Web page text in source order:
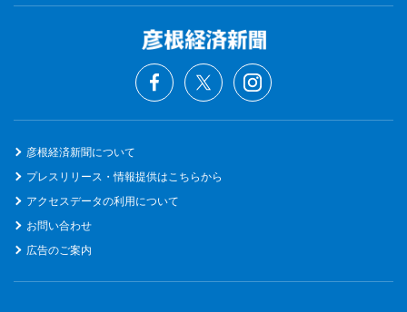
彦根経済新聞について
プレスリリース・情報提供はこちらから
アクセスデータの利用について
お問い合わせ
広告のご案内